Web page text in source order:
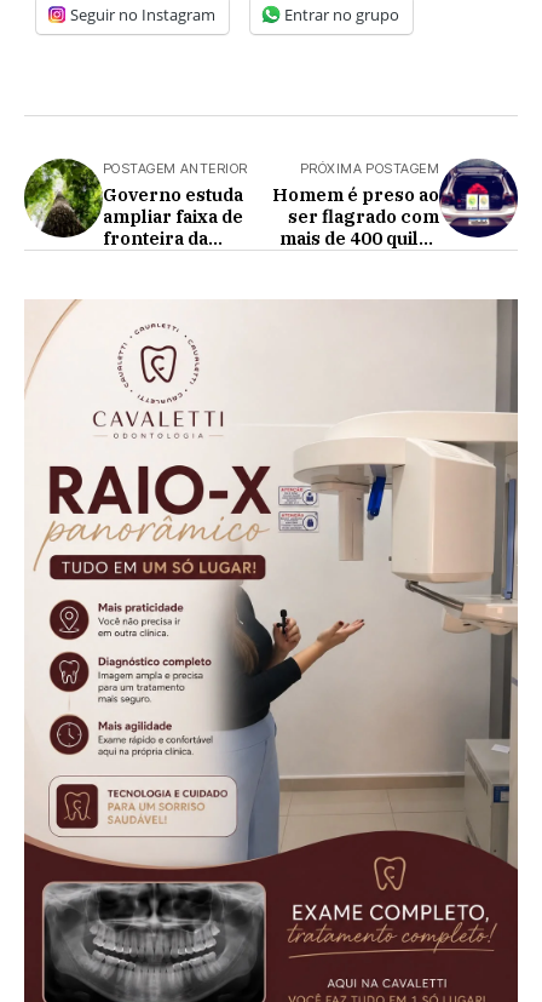
Seguir no Instagram Entrar no grupo
POSTAGEM ANTERIOR
Governo estuda
ampliar faixa de
fronteira da
PRÓXIMA POSTAGEM
Homem é preso ao
ser flagrado com
mais de 400 quilos
Chateaubriand